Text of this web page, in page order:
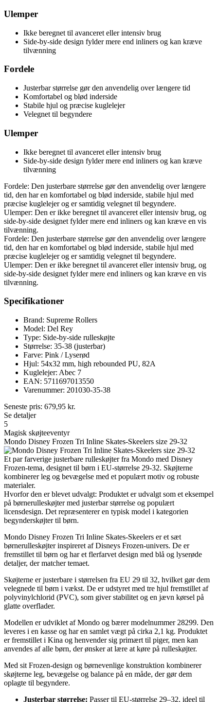
Ulemper
Ikke beregnet til avanceret eller intensiv brug
Side-by-side design fylder mere end inliners og kan kræve
tilvænning
Fordele
Justerbar størrelse gør den anvendelig over længere tid
Komfortabel og blød inderside
Stabile hjul og præcise kuglelejer
Velegnet til begyndere
Ulemper
Ikke beregnet til avanceret eller intensiv brug
Side-by-side design fylder mere end inliners og kan kræve
tilvænning
Fordele: Den justerbare størrelse gør den anvendelig over længere
tid, den har en komfortabel og blød inderside, stabile hjul med
præcise kuglelejer og er samtidig velegnet til begyndere.
Ulemper: Den er ikke beregnet til avanceret eller intensiv brug, og
side-by-side designet fylder mere end inliners og kan kræve en vis
tilvænning.
Fordele: Den justerbare størrelse gør den anvendelig over længere
tid, den har en komfortabel og blød inderside, stabile hjul med
præcise kuglelejer og er samtidig velegnet til begyndere.
Ulemper: Den er ikke beregnet til avanceret eller intensiv brug, og
side-by-side designet fylder mere end inliners og kan kræve en vis
tilvænning.
Specifikationer
Brand: Supreme Rollers
Model: Del Rey
Type: Side-by-side rulleskøjte
Størrelse: 35-38 (justerbar)
Farve: Pink / Lyserød
Hjul: 54x32 mm, high rebounded PU, 82A
Kuglelejer: Abec 7
EAN: 5711697013550
Varenummer: 201030-35-38
Seneste pris: 679,95 kr.
Se detaljer
5
Magisk skøjteeventyr
Mondo Disney Frozen Tri Inline Skates-Skeelers size 29-32
Et par farverige justerbare rulleskøjter fra Mondo med Disney
Frozen-tema, designet til børn i EU-størrelse 29-32. Skøjterne
kombinerer leg og bevægelse med et populært motiv og robuste
materialer.
Hvorfor den er blevet udvalgt: Produktet er udvalgt som et eksempel
på børnerulleskøjter med justerbar størrelse og populært
licensdesign. Det repræsenterer en typisk model i kategorien
begynderskøjter til børn.
Mondo Disney Frozen Tri Inline Skates-Skeelers er et sæt
børnerulleskøjter inspireret af Disneys Frozen-univers. De er
fremstillet til børn og har et flerfarvet design med blå og lyserøde
detaljer, der matcher temaet.
Skøjterne er justerbare i størrelsen fra EU 29 til 32, hvilket gør dem
velegnede til børn i vækst. De er udstyret med tre hjul fremstillet af
polyvinylchlorid (PVC), som giver stabilitet og en jævn kørsel på
glatte overflader.
Modellen er udviklet af Mondo og bærer modelnummer 28299. Den
leveres i en kasse og har en samlet vægt på cirka 2,1 kg. Produktet
er fremstillet i Kina og henvender sig primært til piger, men kan
anvendes af alle børn, der ønsker at lære at køre på rulleskøjter.
Med sit Frozen-design og børnevenlige konstruktion kombinerer
skøjterne leg, bevægelse og balance på en måde, der gør dem
oplagte til begyndere.
Justerbar størrelse: Passer til EU-størrelse 29–32, ideel til